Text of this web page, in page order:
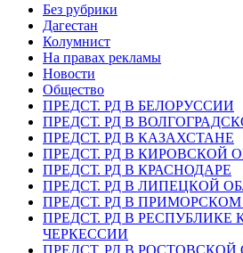
Без рубрики
Дагестан
Колумнист
На правах рекламы
Новости
Общество
ПРЕДСТ. РД В БЕЛОРУССИИ
ПРЕДСТ. РД В
ПРЕДСТ. РД В КАЗАХСТАНЕ
ПРЕДСТ. РД В КИРОВСКОЙ
ПРЕДСТ. РД В КРАСНОДАРЕ
ПРЕДСТ. РД В ЛИПЕЦКОЙ
ПРЕДСТ. РД В ПРИМОРСКОМ
ПРЕДСТ. РД В РЕСПУБЛИКЕ
ЧЕРКЕССИИ
ПРЕДСТ. РД В РОСТОВСКОЙ